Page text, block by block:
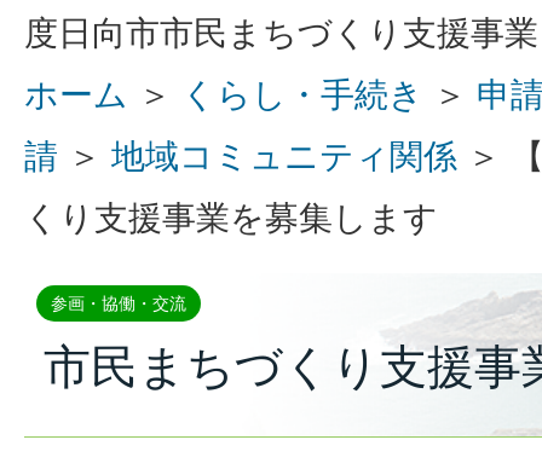
度日向市市民まちづくり支援事
ホーム
＞ くらし・手続き ＞ 申
請 ＞ 地域コミュニティ関係 ＞
くり支援事業を募集します
参画・協働・交流
市民まちづくり支援事